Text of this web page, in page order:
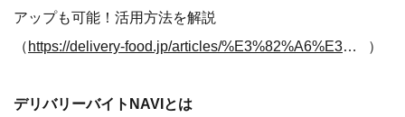
アップも可能！活用方法を解説
（
https://delivery-food.jp/articles/%E3%82%A6%E3%83%BC%E3%83%90%E3%83%BC%E3%82%A4%E3%83%BC%E3%83%84-%E4%BB%95%E7%B5%84%E3%81%BF-%E7%8F%BE%E9%87%91/ ）
デリバリーバイトNAVIとは